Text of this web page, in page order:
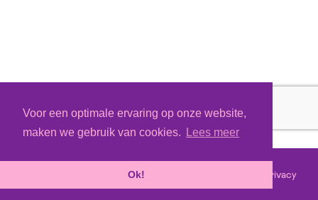
Voor een optimale ervaring op onze website,
maken we gebruik van cookies.
Lees meer
Ok!
Tixly Privacy